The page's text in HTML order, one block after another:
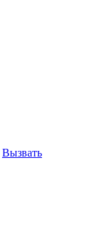
Вызвать